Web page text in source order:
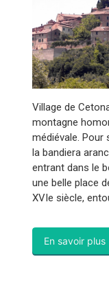
Village de
montagne
médiévale. Pour
la bandiera
entrant dans le
une belle place
XVIe siècle,
En savoir plus